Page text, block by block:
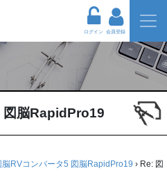
ログイン 会員登録
図脳RapidPro19
脳RVコンバータ5 図脳RapidPro19 › Re: 図